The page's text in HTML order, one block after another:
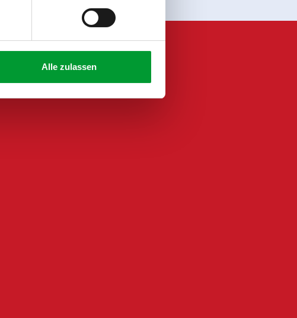
Alle zulassen